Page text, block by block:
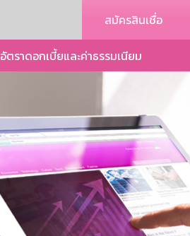
สมัครสินเชื่อ
อัตราดอกเบี้ยและค่าธรรมเนียม